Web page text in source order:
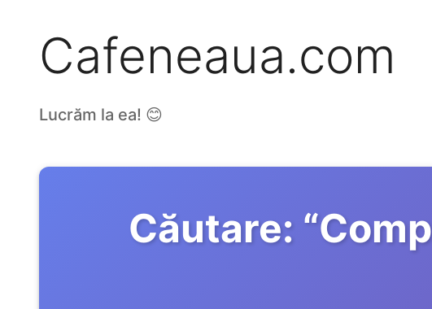
Cafeneaua.com
Lucrăm la ea! 😊
Căutare: “